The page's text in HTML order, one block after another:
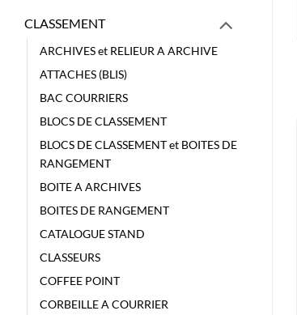
CLASSEMENT
ARCHIVES et RELIEUR A ARCHIVE
ATTACHES (BLIS)
BAC COURRIERS
BLOCS DE CLASSEMENT
BLOCS DE CLASSEMENT et BOITES DE
RANGEMENT
BOITE A ARCHIVES
BOITES DE RANGEMENT
CATALOGUE STAND
CLASSEURS
COFFEE POINT
CORBEILLE A COURRIER